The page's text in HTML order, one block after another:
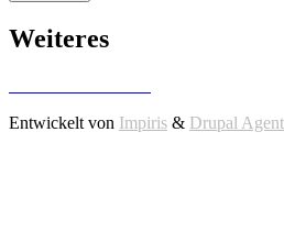
Weiteres
Entwickelt von Impiris & Drupal